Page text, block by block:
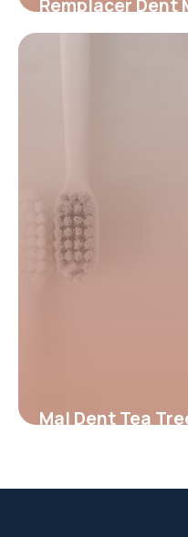
Remplacer Dent
Meilleures
Mal Dent Tea